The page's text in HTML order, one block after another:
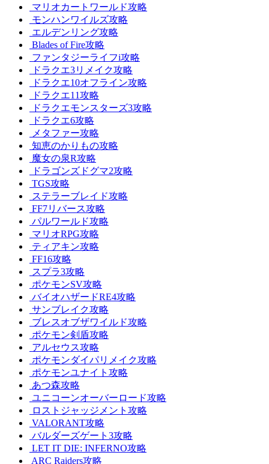
マリオカートワールド攻略
モンハンワイルズ攻略
エルデンリング攻略
Blades of Fire攻略
ファンタジーライフi攻略
ドラクエ3リメイク攻略
ドラクエ10オフライン攻略
ドラクエ11攻略
ドラクエモンスターズ3攻略
ドラクエ6攻略
メタファー攻略
知恵のかりもの攻略
魔女の泉R攻略
ドラゴンズドグマ2攻略
TGS攻略
ステラーブレイド攻略
FF7リバース攻略
パルワールド攻略
マリオRPG攻略
ティアキン攻略
FF16攻略
スプラ3攻略
ポケモンSV攻略
バイオハザードRE4攻略
サンブレイク攻略
ブレスオブザワイルド攻略
ポケモン剣盾攻略
アルセウス攻略
ポケモンダイパリメイク攻略
ポケモンユナイト攻略
あつ森攻略
ユニコーンオーバーロード攻略
ロストジャッジメント攻略
VALORANT攻略
バルダーズゲート3攻略
LET IT DIE: INFERNO攻略
ARC Raiders攻略